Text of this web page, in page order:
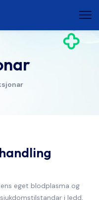
eget blodplasma og
i ledd,